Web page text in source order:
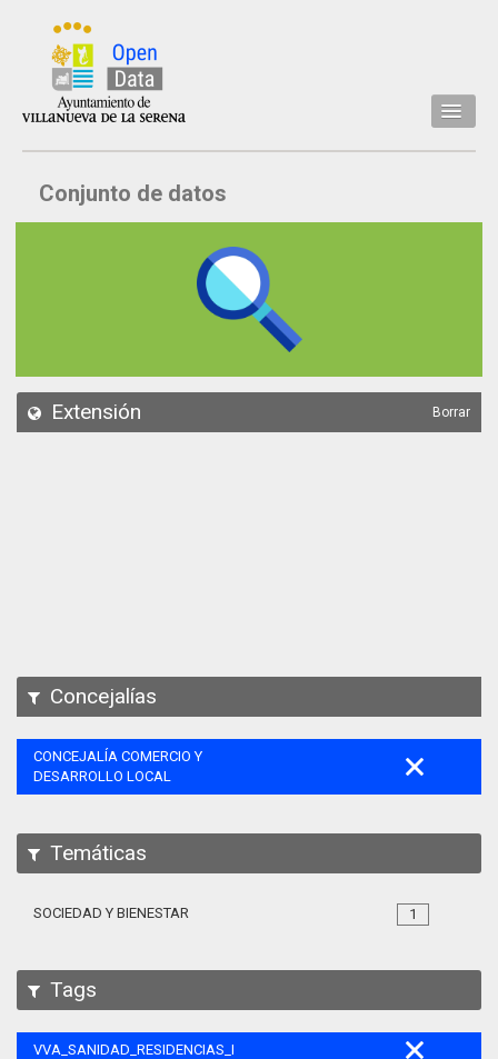
Inicio
Datos
API
Conjunto de datos
Extensión Borrar
Concejalías
CONCEJALÍA COMERCIO Y
DESARROLLO LOCAL
Temáticas
1
SOCIEDAD Y BIENESTAR
Tags
VVA_SANIDAD_RESIDENCIAS_MAYORES_105